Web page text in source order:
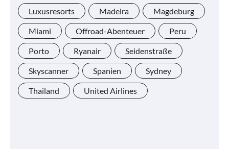
Luxusresorts Madeira Magdeburg
Miami Offroad-Abenteuer Peru
Porto Ryanair Seidenstraße
Skyscanner Spanien Sydney
Thailand United Airlines